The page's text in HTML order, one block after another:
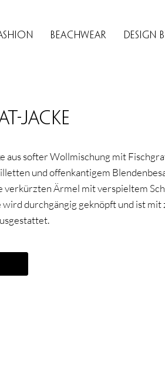
Beachwear Design
Jacke
aus softer Wollmischung mit
und offenkantigem
verkürzten Ärmel mit verspieltem
durchgängig geknöpft und ist mit